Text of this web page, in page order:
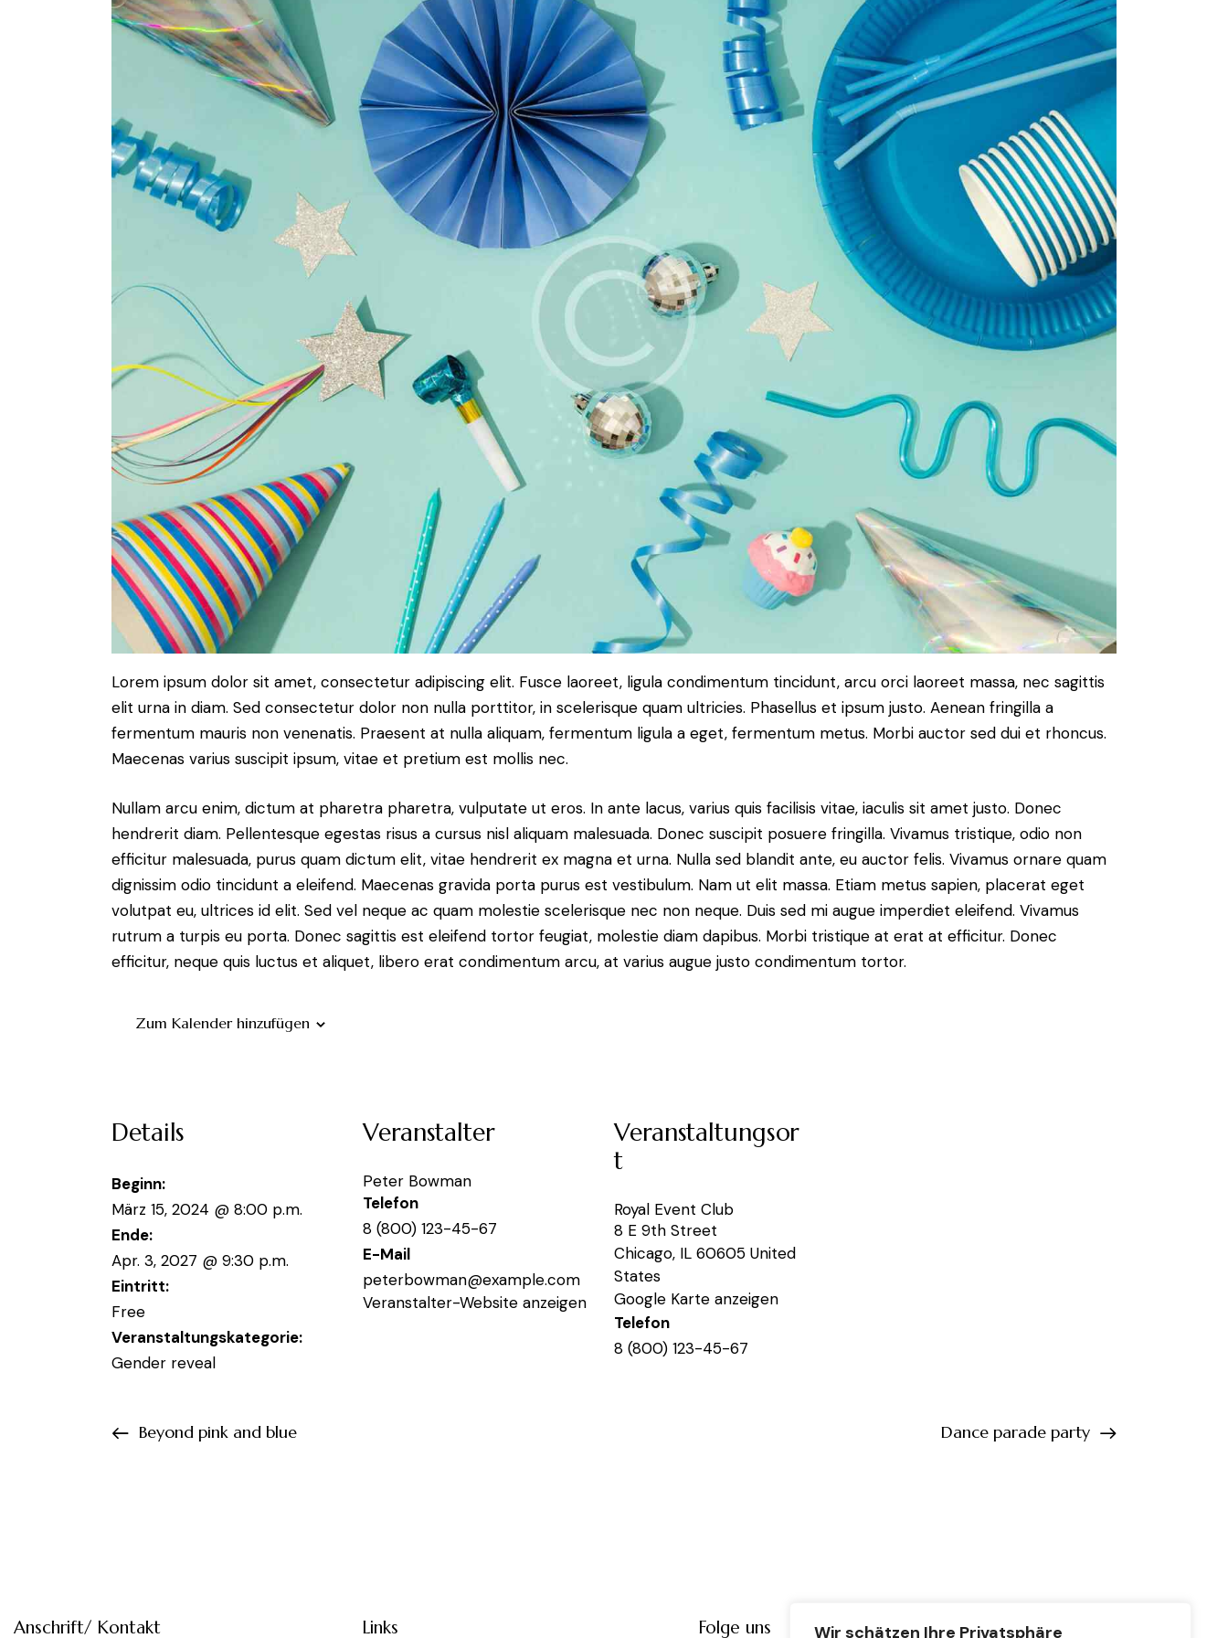
Wir schätzen Ihre Privatsphäre
Lorem ipsum dolor sit amet, consectetur adipiscing elit. Fusce laoreet, ligula condimentum tincidunt, arcu orci laoreet massa, nec sagittis
elit urna in diam. Sed consectetur dolor non nulla porttitor, in scelerisque quam ultricies. Phasellus et ipsum justo. Aenean fringilla a
fermentum mauris non venenatis. Praesent at nulla aliquam, fermentum ligula a eget, fermentum metus. Morbi auctor sed dui et rhoncus.
Maecenas varius suscipit ipsum, vitae et pretium est mollis nec.
Nullam arcu enim, dictum at pharetra pharetra, vulputate ut eros. In ante lacus, varius quis facilisis vitae, iaculis sit amet justo. Donec
hendrerit diam. Pellentesque egestas risus a cursus nisl aliquam malesuada. Donec suscipit posuere fringilla. Vivamus tristique, odio non
efficitur malesuada, purus quam dictum elit, vitae hendrerit ex magna et urna. Nulla sed blandit ante, eu auctor felis. Vivamus ornare quam
dignissim odio tincidunt a eleifend. Maecenas gravida porta purus est vestibulum. Nam ut elit massa. Etiam metus sapien, placerat eget
volutpat eu, ultrices id elit. Sed vel neque ac quam molestie scelerisque nec non neque. Duis sed mi augue imperdiet eleifend. Vivamus
rutrum a turpis eu porta. Donec sagittis est eleifend tortor feugiat, molestie diam dapibus. Morbi tristique at erat at efficitur. Donec
efficitur, neque quis luctus et aliquet, libero erat condimentum arcu, at varius augue justo condimentum tortor.
Zum Kalender hinzufügen
Details
Beginn:
März 15, 2024 @ 8:00 p.m.
Ende:
Apr. 3, 2027 @ 9:30 p.m.
Eintritt:
Free
Veranstaltungskategorie:
Gender reveal
Veranstalter
Peter Bowman
Telefon
8 (800) 123-45-67
E-Mail
peterbowman@example.com
Veranstalter-Website anzeigen
Veranstaltungsor
t
Royal Event Club
8 E 9th Street
Chicago, IL 60605 United
States
Google Karte anzeigen
Telefon
8 (800) 123-45-67
Beyond pink and blue Dance parade party
Anschrift/ Kontakt Links Folge uns